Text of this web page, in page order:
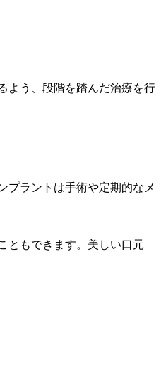
よう、段階を踏んだ治療を行
プラントは手術や定期的なメ
ともできます。美しい口元